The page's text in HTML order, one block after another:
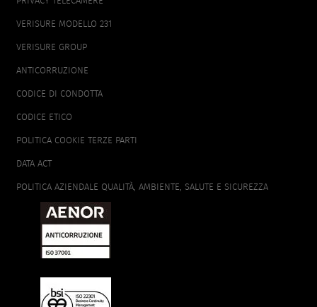
VERISURE MODELLO 231
VERISURE GROUP
ANTICORRUZIONE
CODICE DI CONDOTTA
CODICE ETICO
POLITICA COOKIE TERZE PARTI
DATA ACT
POLITICA AZIENDALE QUALITÀ, AMBIENTE, SALUTE E SICUREZZA